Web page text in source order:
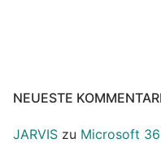
NEUESTE
JARVIS zu Microsoft